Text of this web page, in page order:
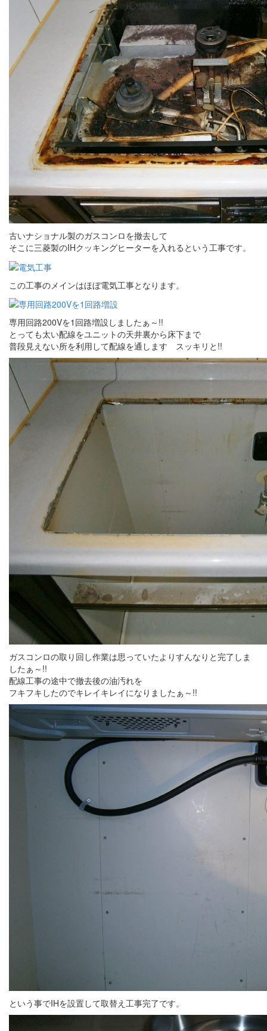
古いナショナル製のガスコンロを撤去して
そこに三菱製のIHクッキングヒーターを入れるという工事です。
この工事のメインはほぼ電気工事となります。
専用回路200Vを1回路増設しましたぁ～!!
とっても太い配線をユニットの天井裏から床下まで
普段見えない所を利用して配線を通します スッキリと!!
ガスコンロの取り回し作業は思っていたよりすんなりと完了しま
したぁ～!!
配線工事の途中で撤去後の油汚れを
フキフキしたのでキレイキレイになりましたぁ～!!
という事でIHを設置して取替え工事完了です。